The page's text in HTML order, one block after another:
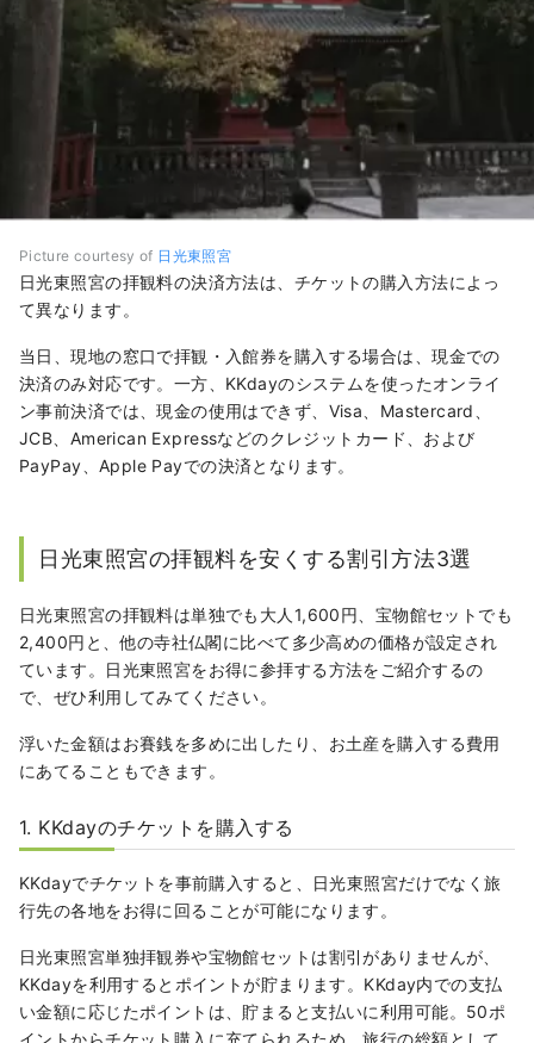
Picture courtesy of 日光東照宮
日光東照宮の拝観料の決済方法は、チケットの購入方法によっ
て異なります。
当日、現地の窓口で拝観・入館券を購入する場合は、現金での
決済のみ対応です。一方、KKdayのシステムを使ったオンライ
ン事前決済では、現金の使用はできず、Visa、Mastercard、
JCB、American Expressなどのクレジットカード、および
PayPay、Apple Payでの決済となります。
日光東照宮の拝観料を安くする割引方法3選
日光東照宮の拝観料は単独でも大人1,600円、宝物館セットでも
2,400円と、他の寺社仏閣に比べて多少高めの価格が設定され
ています。日光東照宮をお得に参拝する方法をご紹介するの
で、ぜひ利用してみてください。
浮いた金額はお賽銭を多めに出したり、お土産を購入する費用
にあてることもできます。
1. KKdayのチケットを購入する
KKdayでチケットを事前購入すると、日光東照宮だけでなく旅
行先の各地をお得に回ることが可能になります。
日光東照宮単独拝観券や宝物館セットは割引がありませんが、
KKdayを利用するとポイントが貯まります。KKday内での支払
い金額に応じたポイントは、貯まると支払いに利用可能。50ポ
イントからチケット購入に充てられるため、旅行の総額として